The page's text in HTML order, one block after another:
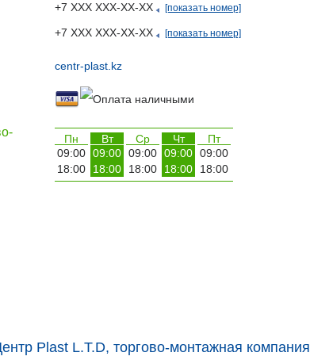
+7 ХХХ ХХХ-ХХ-ХХ [показать номер]
+7 ХХХ ХХХ-ХХ-ХХ [показать номер]
centr-plast.kz
Пн Вт Ср Чт
Пт
09:00 09:00 09:00 09:00 09:00
18:00
18:00 18:00 18:00 18:00
Plast L.T.D, торгово-монтажная компания